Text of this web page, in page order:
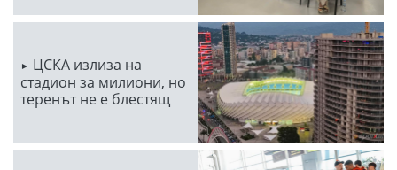
ЦСКА излиза на
стадион за милиони, но
теренът не е блестящ